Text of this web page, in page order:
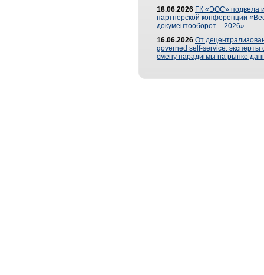
18.06.2026 ГК «ЭОС» подвела
партнерской конференции
документооборот – 2026»
16.06.2026 От
governed self-service: эксперты
смену парадигмы на рынке